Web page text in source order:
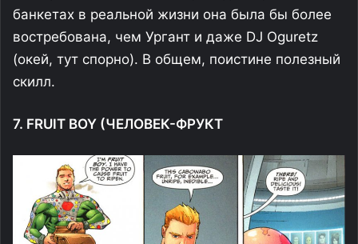
банкетах в реальной жизни она была бы более
востребована, чем Ургант и даже DJ Oguretz
(окей, тут спорно). В общем, поистине полезный
скилл.
7. FRUIT BOY (ЧЕЛОВЕК-ФРУКТ